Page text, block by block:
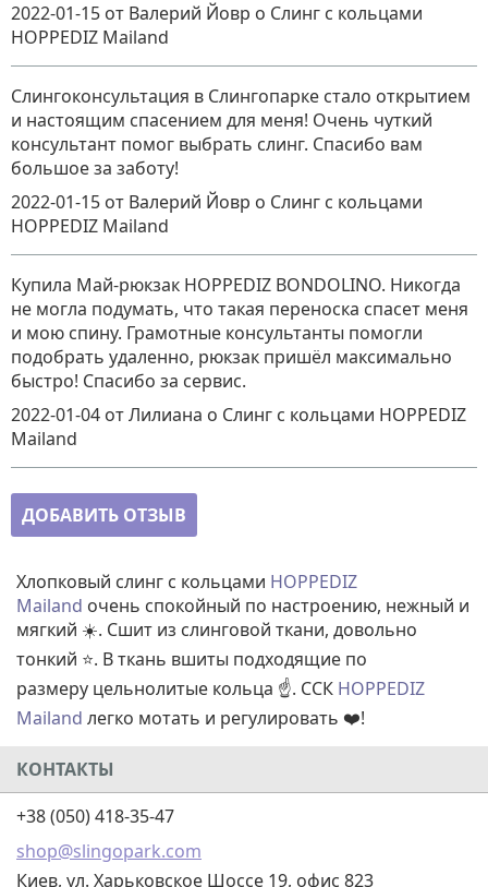
2022-01-15 от Валерий Йовр о Слинг с кольцами
HOPPEDIZ Mailand
Слингоконсультация в Слингопарке стало открытием
и настоящим спасением для меня! Очень чуткий
консультант помог выбрать слинг. Спасибо вам
большое за заботу!
2022-01-15 от Валерий Йовр о Слинг с кольцами
HOPPEDIZ Mailand
Купила Май-рюкзак HOPPEDIZ BONDOLINO. Никогда
не могла подумать, что такая переноска спасет меня
и мою спину. Грамотные консультанты помогли
подобрать удаленно, рюкзак пришёл максимально
быстро! Спасибо за сервис.
2022-01-04 от Лилиана о Слинг с кольцами HOPPEDIZ
Mailand
ДОБАВИТЬ ОТЗЫВ
Хлопковый слинг с кольцами HOPPEDIZ
Mailand очень спокойный по настроению, нежный и
мягкий ☀️. Сшит из слинговой ткани, довольно
тонкий ⭐. В ткань вшиты подходящие по
размеру цельнолитые кольца ☝️. ССК HOPPEDIZ
Mailand легко мотать и регулировать ❤️!
КОНТАКТЫ
+38 (050) 418-35-47
shop@slingopark.com
Киев, ул. Харьковское Шоссе 19, офис 823